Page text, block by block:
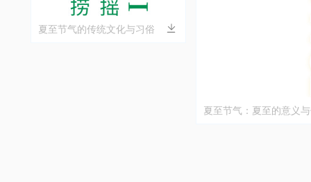
夏至节气的传统文化与习俗
夏至节气：夏至的意义